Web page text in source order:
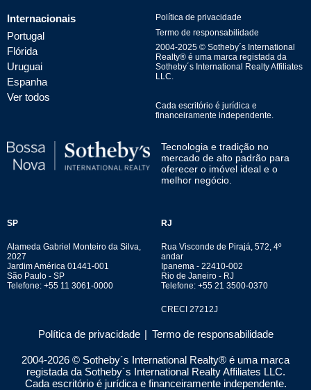
Internacionais
Portugal
Flórida
Uruguai
Espanha
Ver todos
Política de privacidade
Termo de responsabilidade
2004-2025 © Sotheby´s International
Realty® é uma marca registada da
Sotheby´s International Realty Affiliates
LLC.
Cada escritório é jurídica e
financeiramente independente.
Tecnologia e tradição no
mercado de alto padrão para
oferecer o imóvel ideal e o
melhor negócio.
SP
Alameda Gabriel Monteiro da Silva,
2027
Jardim América 01441-001
São Paulo - SP
Telefone: +55 11 3061-0000
RJ
Rua Visconde de Pirajá, 572, 4º
andar
Ipanema - 22410-002
Rio de Janeiro - RJ
Telefone: +55 21 3500-0370
CRECI 27212J
Política de privacidade | Termo de responsabilidade
2004-2026 © Sotheby´s International Realty® é uma marca
registada da Sotheby´s International Realty Affiliates LLC.
Cada escritório é jurídica e financeiramente independente.